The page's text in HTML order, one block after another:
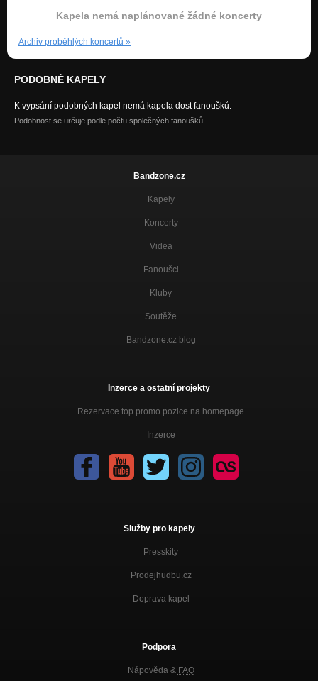
Kapela nemá naplánované žádné koncerty
Archiv proběhlých koncertů »
PODOBNÉ KAPELY
K vypsání podobných kapel nemá kapela dost fanoušků.
Podobnost se určuje podle počtu společných fanoušků.
Bandzone.cz
Kapely
Koncerty
Videa
Fanoušci
Kluby
Soutěže
Bandzone.cz blog
Inzerce a ostatní projekty
Rezervace top promo pozice na homepage
Inzerce
Služby pro kapely
Presskity
Prodejhudbu.cz
Doprava kapel
Podpora
Nápověda & FAQ